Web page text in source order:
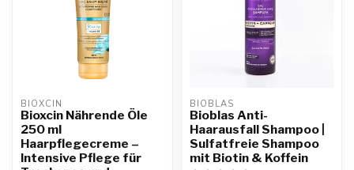
BIOXCIN
Bioxcin Nährende Öle
250 ml
Haarpflegecreme –
Intensive Pflege für
BIOBLAS
Bioblas Anti-
Haarausfall Shampoo |
Sulfatfreie Shampoo
mit Biotin & Koffein